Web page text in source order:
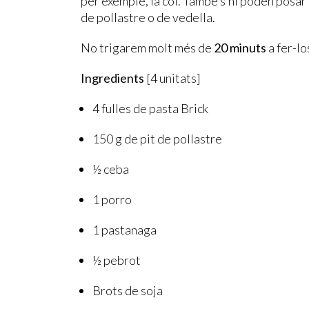
de pollastre o de vedella.
No trigarem molt més de 20 minuts a fer-
Ingredients [4 unitats]
4 fulles de pasta Brick
150 g de pit de pollastre
½ ceba
1 porro
1 pastanaga
½ pebrot
Brots de soja